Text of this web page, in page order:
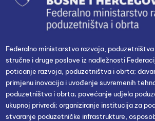
Federalno ministarstvo razvoja, poduzetništva
stručne i druge poslove iz nadležnosti
poticanje razvoja, poduzetništva i obrta;
primjenu inovacija i uvođenje suvremenih
poduzetništva i obrta; povećanje udjela
ukupnoj privredi; organiziranje institucija za
stvaranje poduzetničke infrastrukture,